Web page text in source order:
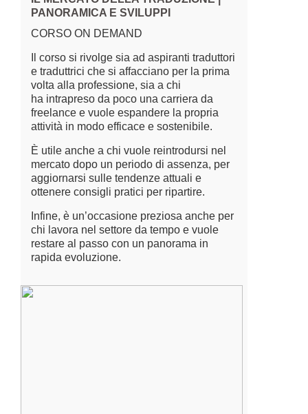
PANORAMICA E SVILUPPI
CORSO ON DEMAND
Il corso si rivolge sia ad aspiranti traduttori
e traduttrici che si affacciano per la prima
volta alla professione, sia a chi
ha intrapreso da poco una carriera da
freelance e vuole espandere la propria
attività in modo efficace e sostenibile.
È utile anche a chi vuole reintrodursi nel
mercato dopo un periodo di assenza, per
aggiornarsi sulle tendenze attuali e
ottenere consigli pratici per ripartire.
Infine, è un’occasione preziosa anche per
chi lavora nel settore da tempo e vuole
restare al passo con un panorama in
rapida evoluzione.